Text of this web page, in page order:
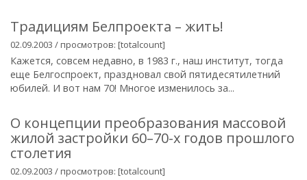
Традициям Белпроекта – жить!
02.09.2003 / просмотров: [totalcount]
Кажется, совсем недавно, в 1983 г., наш институт, тогда
еще Белгоспроект, праздновал свой пятидесятилетний
юбилей. И вот нам 70! Многое изменилось за...
О концепции преобразования массовой
жилой застройки 60–70-х годов прошлого
столетия
02.09.2003 / просмотров: [totalcount]